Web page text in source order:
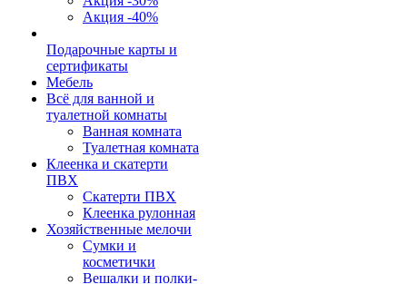
Акция -40%
Подарочные карты и
сертификаты
Мебель
Всё для ванной и
туалетной комнаты
Ванная комната
Туалетная комната
Клеенка и скатерти
ПВХ
Скатерти ПВХ
Клеенка рулонная
Хозяйственные мелочи
Сумки и
косметички
Вешалки и полки-